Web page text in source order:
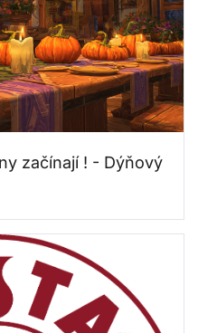
začínají ! - Dýňový